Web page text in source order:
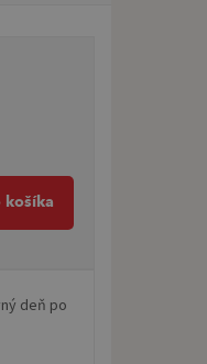
košíka
deň po